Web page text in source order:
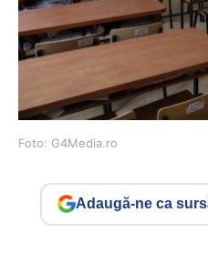
Foto: G4Media.ro
Adaugă-ne ca